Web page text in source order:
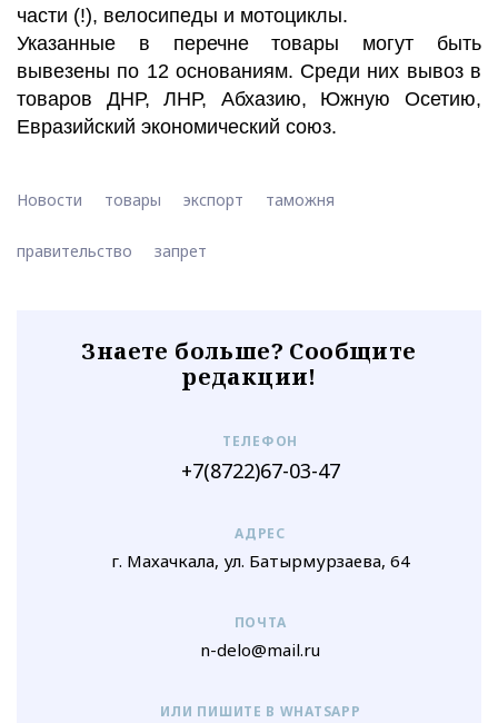
части (!), велосипеды и мотоциклы.
Указанные в перечне товары могут быть
вывезены по 12 основаниям. Среди них вывоз в
товаров ДНР, ЛНР, Абхазию, Южную Осетию,
Евразийский экономический союз.
Новости товары экспорт таможня
правительство запрет
Знаете больше? Сообщите
редакции!
ТЕЛЕФОН
+7(8722)67-03-47
АДРЕС
г. Махачкала, ул. Батырмурзаева, 64
ПОЧТА
n-delo@mail.ru
ИЛИ ПИШИТЕ В WHATSAPP